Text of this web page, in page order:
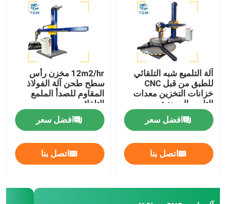
آلة التلميع شبه التلقائي
للطبق من قبل CNC
خزانات التخزين معدات
التلميع المعدنية
افضل سعر
اتصل بنا
12m2/hr مخزن رأس
سطح طحن آلة الفولاذ
المقاوم للصدأ الملمع
التلقائي
افضل سعر
اتصل بنا